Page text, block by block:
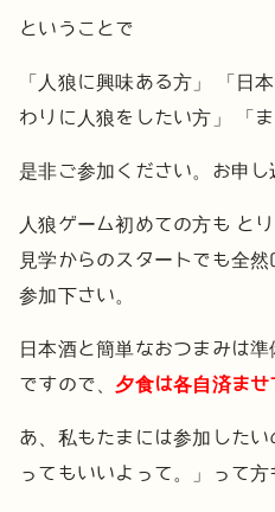
ということで
「人狼に興味ある方」 「日
わりに人狼をしたい方」
「
是非ご参加ください。お申し
人狼ゲーム初めての方も と
見学からのスタートでも全然
参加下さい。
日本酒と簡単なおつまみは準
ですので、 夕食は各自済ませ
あ、私もたまには参加した
ってもいいよって。」って